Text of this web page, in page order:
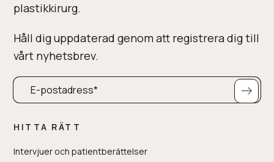
plastikkirurg.
Håll dig uppdaterad genom att registrera dig till
vårt nyhetsbrev.
HITTA RÄTT
Intervjuer och patientberättelser